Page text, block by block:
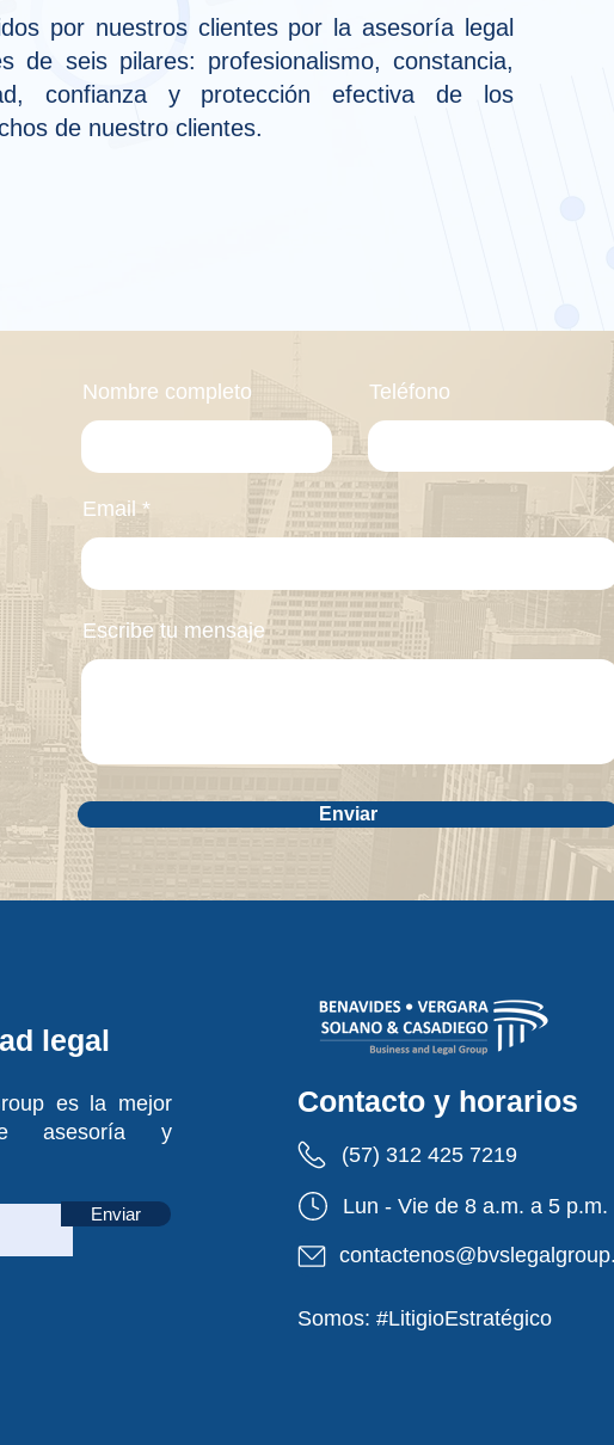
por nuestros clientes por la asesoría legal
de seis pilares: profesionalismo, constancia,
confianza y protección efectiva de los
de nuestro clientes.
Nombre completo Teléfono
Email
Escribe tu mensaje
Enviar
legal
es la mejor
asesoría y
Enviar
Contacto y horarios
Somos: #LitigioEstratégico
(57) 312 425 7219
Lun - Vie de 8 a.m. a 5 p.m.